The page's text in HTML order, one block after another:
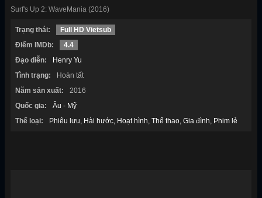
Surf's Up 2: WaveMania (2016)
Trạng thái:
Full HD Vietsub
Điểm IMDb:
4.4
Đạo diễn:
Henry Yu
Tình trạng:
Hoàn tất
Năm sản xuất:
2016
Quốc gia:
Âu - Mỹ
Thể loại:
Phiêu lưu Hài hước Hoạt hình Thể thao Gia đình Phim lẻ